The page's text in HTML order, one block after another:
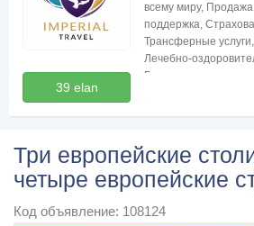
39 elan
всему миру,
поддержка,
Трансферные
Лечебно-
Бесплатные
Три европейские
четыре европейские
Код объявление: 108124